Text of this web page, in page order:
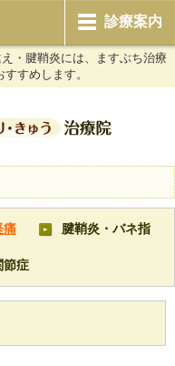
診療案内
・腱鞘炎には、ますぶち治療
すめします。
痛 腱鞘炎・バネ指
節症